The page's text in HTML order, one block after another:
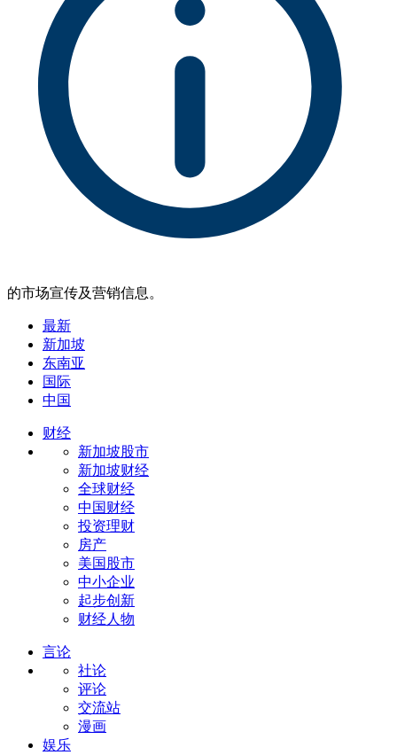
的市场宣传及营销信息。
最新
新加坡
东南亚
国际
中国
财经
新加坡股市
新加坡财经
全球财经
中国财经
投资理财
房产
美国股市
中小企业
起步创新
财经人物
言论
社论
评论
交流站
漫画
娱乐